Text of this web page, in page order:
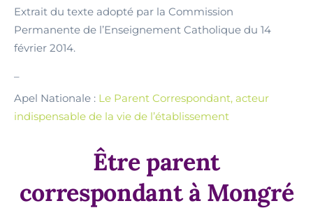
Extrait du texte adopté par la Commission
Permanente de l’Enseignement Catholique du 14
février 2014.
Apel Nationale : Le Parent Correspondant, acteur
indispensable de la vie de l’établissement
Être parent
correspondant à Mongré